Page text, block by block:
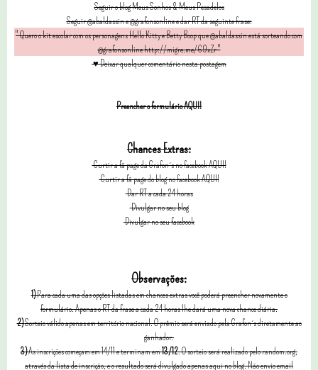
Seguir o blog Meus Sonhos & Meus Pesadelos
Seguir @abaldassine @grafonsonline e dar RT da seguinte frase:
" Quero o kit escolar com os personagens Hello Kitty e Betty Boop que @abaldassin está sorteando com
@grafonsonline http://migre.me/69xZr "
♥ Deixar qualquer comentário nesta postagem
Preencher o formulário AQUI!
Chances Extras:
Curtir a fã page da Grafon´s no facebook AQUI!
Curtir a fã page do blog no facebook AQUI!
Dar RT a cada 24 horas
Divulgar no seu blog
Divulgar no seu facebook
Observações:
1)Para cada uma das opções listadas em chances extras você poderá preencher novamente o
formulário. Apenas o RT da frase a cada 24 horas lhe dará uma nova chance diária.
2)Sorteio válido apenas em território nacional. O prêmio será enviado pela Grafon´s diretamente ao
ganhador.
3)As inscrições começam em 14/11 e terminam em13/12. O sorteio será realizado pelo random.org,
através da lista de inscrição, e o resultado será divulgado apenas aqui no blog. Não envio email